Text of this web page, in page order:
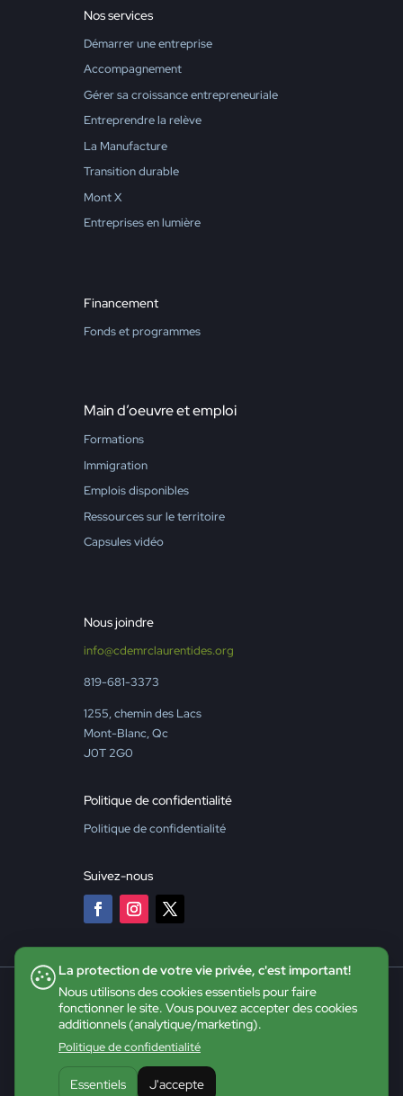
Nos services
Démarrer une entreprise
Accompagnement
Gérer sa croissance entrepreneuriale
Entreprendre la relève
La Manufacture
Transition durable
Mont X
Entreprises en lumière
Financement
Fonds et programmes
Main d’oeuvre et emploi
Formations
Immigration
Emplois disponibles
Ressources sur le territoire
Capsules vidéo
Nous joindre
info@cdemrclaurentides.org
819-681-3373
1255, chemin des Lacs
Mont-Blanc, Qc
J0T 2G0
Politique de confidentialité
Politique de confidentialité
Suivez-nous
La protection de votre vie privée, c'est important!
Nous utilisons des cookies essentiels pour faire
fonctionner le site. Vous pouvez accepter des cookies
additionnels (analytique/marketing).
Politique de confidentialité
Essentiels J'accepte